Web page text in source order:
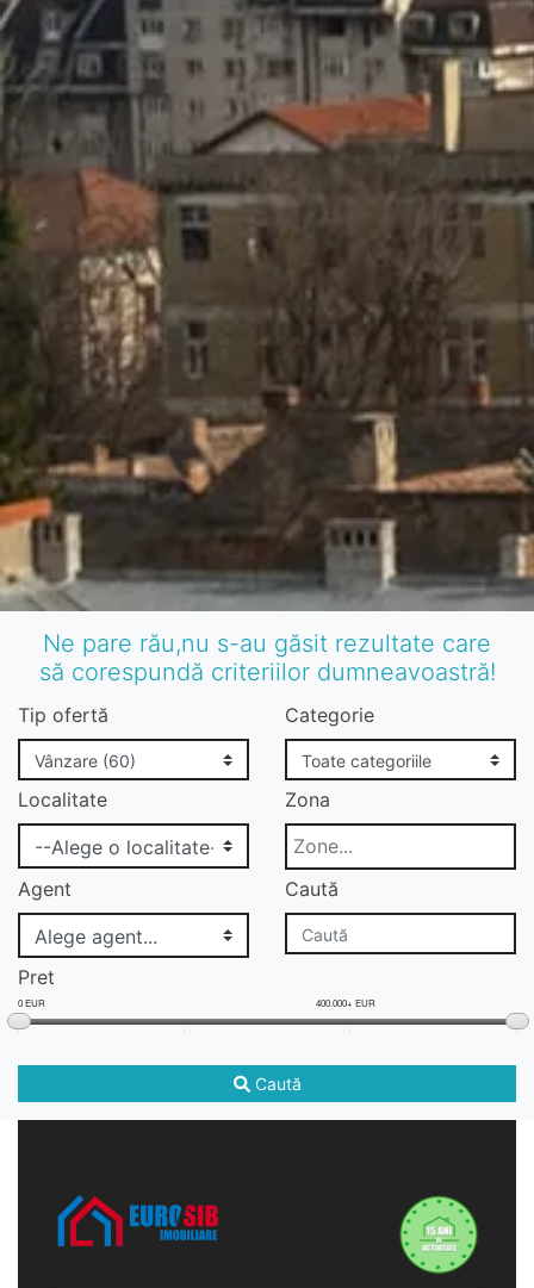
Ne pare rău,nu s-au găsit rezultate care
să corespundă criteriilor dumneavoastră!
Tip ofertă Categorie
Localitate Zona
Agent Caută
Pret
0 EUR 400.000+ EUR
Caută